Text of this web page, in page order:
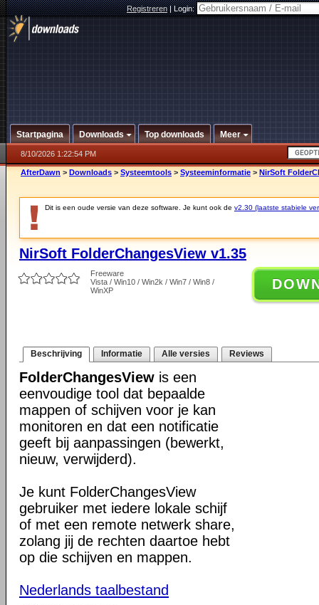
Registreren|Login:
Startpagina Downloads Top downloads Meer
8/10/2026 1:22:54 PM
AfterDawn > Downloads > Systeemtools > Systeeminformatie > NirSoft
Dit is een oude versie van deze software. Je kunt ook de v2.30 (laatste stabiele
NirSoft FolderChangesView v1.35
Freeware
Vista / Win10 / Win2k / Win7 / Win8 /
WinXP
Beschrijving Informatie Alle versies Reviews
FolderChangesView is een
eenvoudige tool dat bepaalde
mappen of schijven voor je kan
monitoren en dat een notificatie
geeft bij aanpassingen (bewerkt,
nieuw, verwijderd).
Je kunt FolderChangesView
gebruiker met iedere lokale schijf
of met een remote netwerk share,
zolang jij de rechten daartoe hebt
op die schijven en mappen.
Nederlands taalbestand